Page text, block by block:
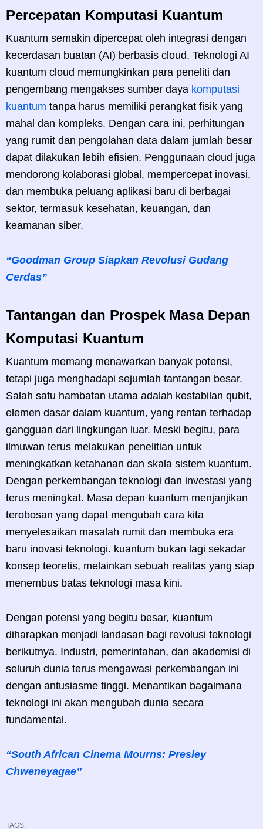
Percepatan Komputasi Kuantum
Kuantum semakin dipercepat oleh integrasi dengan
kecerdasan buatan (AI) berbasis cloud. Teknologi AI
kuantum cloud memungkinkan para peneliti dan
pengembang mengakses sumber daya komputasi
kuantum tanpa harus memiliki perangkat fisik yang
mahal dan kompleks. Dengan cara ini, perhitungan
yang rumit dan pengolahan data dalam jumlah besar
dapat dilakukan lebih efisien. Penggunaan cloud juga
mendorong kolaborasi global, mempercepat inovasi,
dan membuka peluang aplikasi baru di berbagai
sektor, termasuk kesehatan, keuangan, dan
keamanan siber.
“Goodman Group Siapkan Revolusi Gudang
Cerdas”
Tantangan dan Prospek Masa Depan
Komputasi Kuantum
Kuantum memang menawarkan banyak potensi,
tetapi juga menghadapi sejumlah tantangan besar.
Salah satu hambatan utama adalah kestabilan qubit,
elemen dasar dalam kuantum, yang rentan terhadap
gangguan dari lingkungan luar. Meski begitu, para
ilmuwan terus melakukan penelitian untuk
meningkatkan ketahanan dan skala sistem kuantum.
Dengan perkembangan teknologi dan investasi yang
terus meningkat. Masa depan kuantum menjanjikan
terobosan yang dapat mengubah cara kita
menyelesaikan masalah rumit dan membuka era
baru inovasi teknologi. kuantum bukan lagi sekadar
konsep teoretis, melainkan sebuah realitas yang siap
menembus batas teknologi masa kini.
Dengan potensi yang begitu besar, kuantum
diharapkan menjadi landasan bagi revolusi teknologi
berikutnya. Industri, pemerintahan, dan akademisi di
seluruh dunia terus mengawasi perkembangan ini
dengan antusiasme tinggi. Menantikan bagaimana
teknologi ini akan mengubah dunia secara
fundamental.
“South African Cinema Mourns: Presley
Chweneyagae”
TAGS: